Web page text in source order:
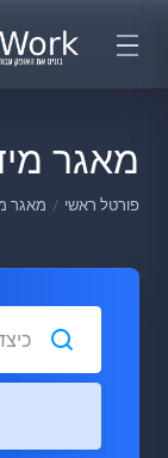
מאגר
פורטל ראשי מאגר